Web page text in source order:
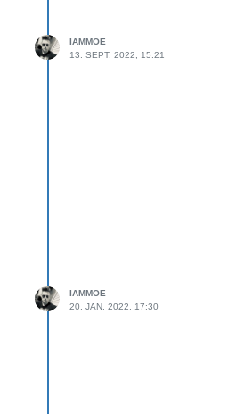
IAMMOE
13. SEPT. 2022, 15:21
IAMMOE
20. JAN. 2022, 17:30